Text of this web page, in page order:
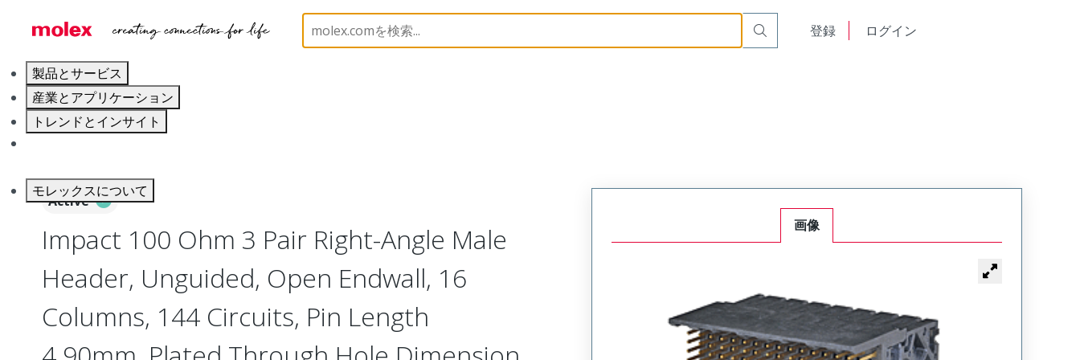
登録 ログイン
製品とサービス
産業とアプリケーション
トレンドとインサイト
モレックスについて
Backplane Connectors 76410 764101604
Active
Impact 100 Ohm 3 Pair Right-Angle Male
Header, Unguided, Open Endwall, 16
Columns, 144 Circuits, Pin Length
画像